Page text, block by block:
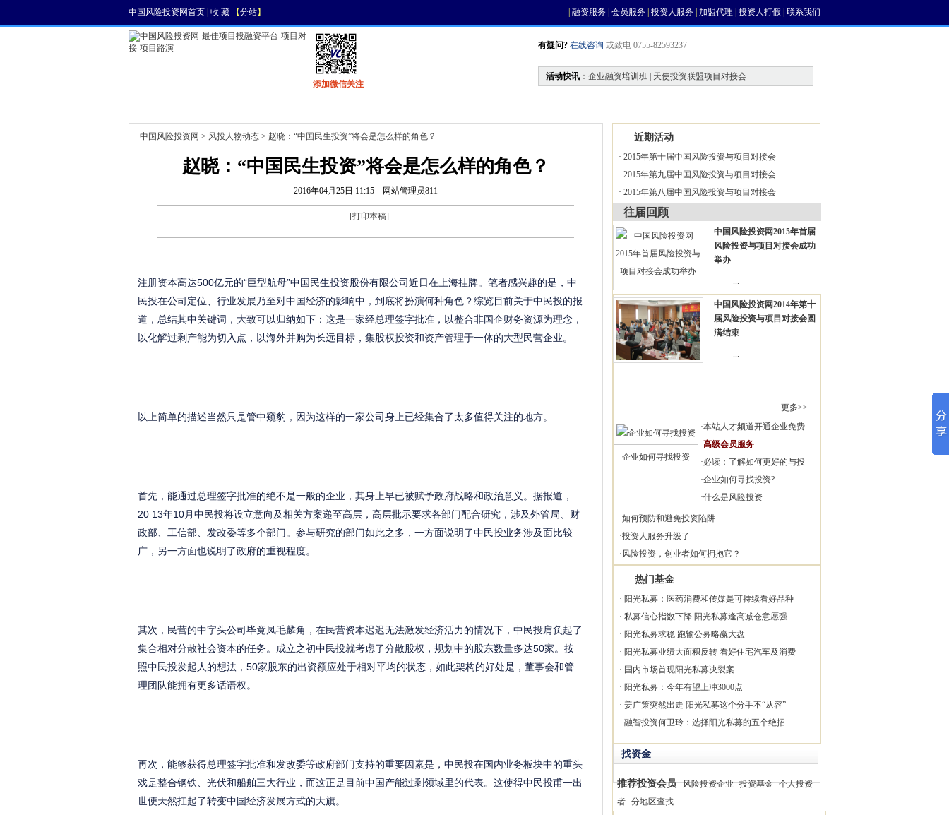
中国风险投资网首页 收 藏 【分站】 融资服务 会员服务 投资人服务 加盟代理 投资人打假 联系我们
添加微信关注
有疑问? 在线咨询 或致电 0755-82593237
活动快讯 ： 企业融资培训班 | 天使投资联盟项目对接会
中国风险投资网 > 风投人物动态 > 赵晓：“中国民生投资”将会是怎么样的角色？
赵晓：“中国民生投资”将会是怎么样的角色？
2016年04月25日 11:15 网站管理员811
[打印本稿]
注册资本高达500亿元的“巨型航母”中国民生投资股份有限公司近日在上海挂牌。笔者感兴趣的是，中
民投在公司定位、行业发展乃至对中国经济的影响中，到底将扮演何种角色？综览目前关于中民投的报
道，总结其中关键词，大致可以归纳如下：这是一家经总理签字批准，以整合非国企财务资源为理念，
以化解过剩产能为切入点，以海外并购为长远目标，集股权投资和资产管理于一体的大型民营企业。
以上简单的描述当然只是管中窥豹，因为这样的一家公司身上已经集合了太多值得关注的地方。
首先，能通过总理签字批准的绝不是一般的企业，其身上早已被赋予政府战略和政治意义。据报道，
20 13年10月中民投将设立意向及相关方案递至高层，高层批示要求各部门配合研究，涉及外管局、财
政部、工信部、发改委等多个部门。参与研究的部门如此之多，一方面说明了中民投业务涉及面比较
广，另一方面也说明了政府的重视程度。
其次，民营的中字头公司毕竟凤毛麟角，在民营资本迟迟无法激发经济活力的情况下，中民投肩负起了
集合相对分散社会资本的任务。成立之初中民投就考虑了分散股权，规划中的股东数量多达50家。按
照中民投发起人的想法，50家股东的出资额应处于相对平均的状态，如此架构的好处是，董事会和管
理团队能拥有更多话语权。
再次，能够获得总理签字批准和发改委等政府部门支持的重要因素是，中民投在国内业务板块中的重头
戏是整合钢铁、光伏和船舶三大行业，而这正是目前中国产能过剩领域里的代表。这使得中民投甫一出
世便天然扛起了转变中国经济发展方式的大旗。
近期活动
· 2015年第十届中国风险投资与项目对接会
· 2015年第九届中国风险投资与项目对接会
· 2015年第八届中国风险投资与项目对接会
往届回顾
中国风险投资网2015年首届
风险投资与项目对接会成功
举办
...
中国风险投资网2014年第十
届风险投资与项目对接会圆
满结束
...
更多>>
企业如何寻找投资
·本站人才频道开通企业免费
·高级会员服务
·必读：了解如何更好的与投
·企业如何寻找投资?
·什么是风险投资
·如何预防和避免投资陷阱
·投资人服务升级了
·风险投资，创业者如何拥抱它？
热门基金
· 阳光私募：医药消费和传媒是可持续看好品种
· 私募信心指数下降 阳光私募逢高减仓意愿强
· 阳光私募求稳 跑输公募略赢大盘
· 阳光私募业绩大面积反转 看好住宅汽车及消费
· 国内市场首现阳光私募决裂案
· 阳光私募：今年有望上冲3000点
· 姜广策突然出走 阳光私募这个分手不“从容”
· 融智投资何卫玲：选择阳光私募的五个绝招
找资金
推荐投资会员 风险投资企业 投资基金 个人投资
者 分地区查找